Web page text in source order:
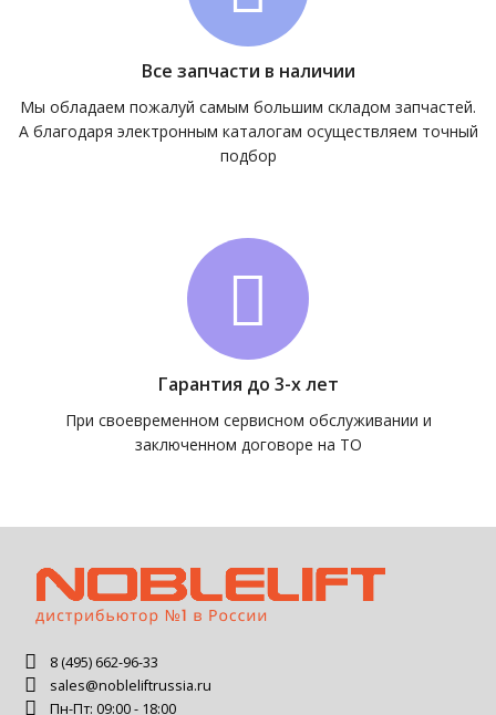
Все запчасти в наличии
Мы обладаем пожалуй самым большим складом запчастей.
А благодаря электронным каталогам осуществляем точный
подбор
Гарантия до 3-х лет
При своевременном сервисном обслуживании и
заключенном договоре на ТО
8 (495) 662-96-33
sales@nobleliftrussia.ru
Пн-Пт: 09:00 - 18:00